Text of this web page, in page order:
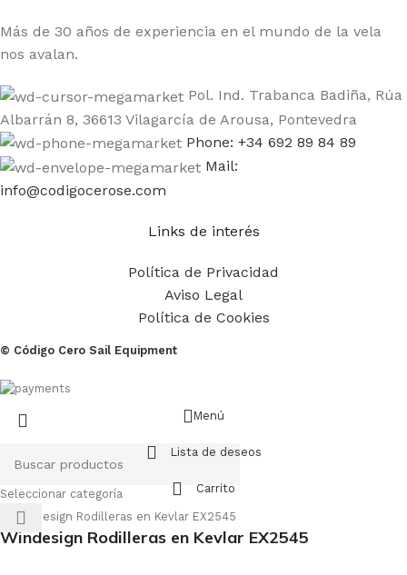
Más de 30 años de experiencia en el mundo de la vela
nos avalan.
Pol. Ind. Trabanca Badiña, Rúa
Albarrán 8, 36613 Vilagarcía de Arousa, Pontevedra
Phone: +34 692 89 84 89
Mail:
info@codigocerose.com
Links de interés
Política de Privacidad
Aviso Legal
Política de Cookies
© Código Cero Sail Equipment
Seleccionar categoría
Menú
Lista de deseos
Carrito
Windesign Rodilleras en Kevlar EX2545